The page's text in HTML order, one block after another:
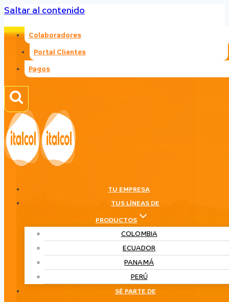
Saltar al contenido
Colaboradores
Portal Clientes
Pagos
TU EMPRESA
TUS LÍNEAS DE
PRODUCTOS
COLOMBIA
ECUADOR
PANAMÁ
PERÚ
SÉ PARTE DE